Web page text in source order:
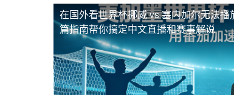
在国外看世界杯挪威 vs 塞内加尔无法播
篇指南帮你搞定中文直播和赛事解说